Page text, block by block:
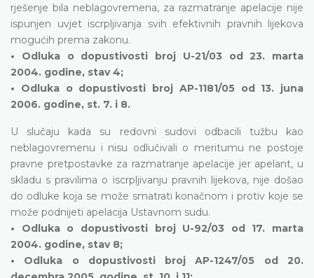
rješenje bila neblagovremena, za razmatranje apelacije nije
ispunjen uvjet iscrpljivanja svih efektivnih pravnih lijekova
mogućih prema zakonu.
• Odluka o dopustivosti broj U-21/03 od 23. marta
2004. godine, stav 4;
• Odluka o dopustivosti broj AP-1181/05 od 13. juna
2006. godine, st. 7. i 8.
U slučaju kada su redovni sudovi odbacili tužbu kao
neblagovremenu i nisu odlučivali o meritumu ne postoje
pravne pretpostavke za razmatranje apelacije jer apelant, u
skladu s pravilima o iscrpljivanju pravnih lijekova, nije došao
do odluke koja se može smatrati konačnom i protiv koje se
može podnijeti apelacija Ustavnom sudu.
• Odluka o dopustivosti broj U-92/03 od 17. marta
2004. godine, stav 8;
• Odluka o dopustivosti broj AP-1247/05 od 20.